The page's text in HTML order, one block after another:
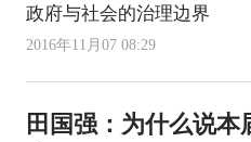
政府与社会的治理边界
2016年11月07 08:29
田国强：为什么说